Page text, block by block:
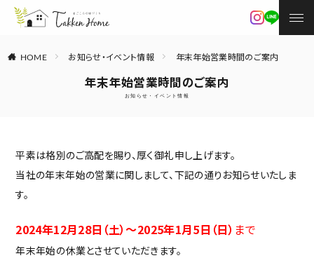
HOME お知らせ・イベント情報 年末年始営業時間のご案内
年末年始営業時間のご案内
お知らせ・イベント情報
平素は格別のご高配を賜り、厚く御礼申し上げます。
当社の年末年始の営業に関しまして、下記の通りお知らせいたしま
す。
2024年12月28日（土）～2025年1月5日（日） まで
年末年始の休業とさせていただきます。